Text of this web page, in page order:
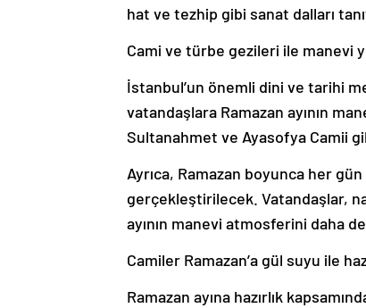
hat ve tezhip gibi sanat dalları
Cami ve türbe gezileri ile manevi
İstanbul’un önemli dini ve tarihi
vatandaşlara Ramazan ayının
Sultanahmet ve Ayasofya Camii
Ayrıca, Ramazan boyunca her
gerçekleştirilecek. Vatandaşlar,
ayının manevi atmosferini daha
Camiler Ramazan’a gül suyu ile
Ramazan ayına hazırlık